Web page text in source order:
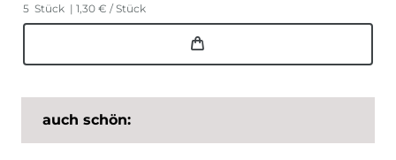
5 Stück | 1,30 € / Stück
auch schön: